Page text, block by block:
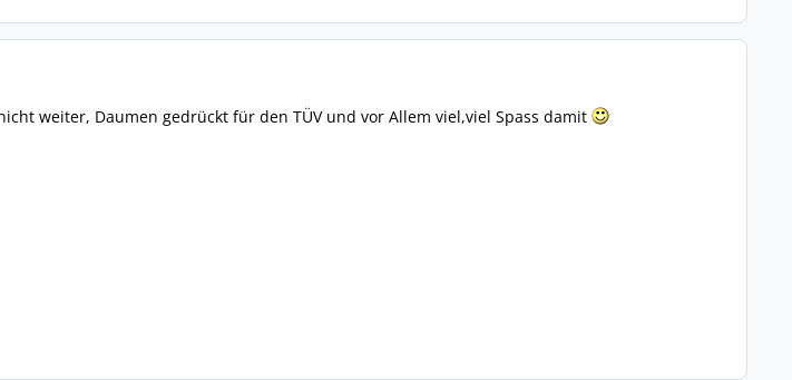
weiter, Daumen gedrückt für den TÜV und vor Allem viel,viel Spass damit